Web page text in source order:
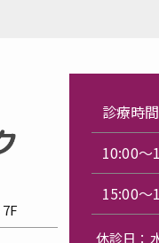
7F
診療時間
10:00～
15:00～
休診日：